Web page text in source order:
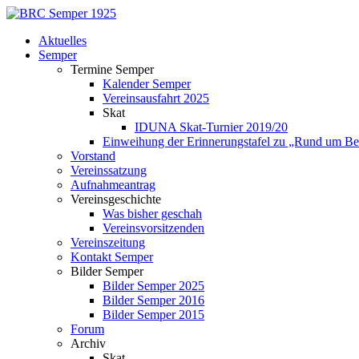
Skip
contentAktuelles
Semper
Termine Semper
Kalender Semper
Vereinsausfahrt 2025
Skat
IDUNA Skat-Turnier 2019/20
Einweihung der Erinnerungstafel zu „Rund um
Vorstand
Vereinssatzung
Aufnahmeantrag
Vereinsgeschichte
Was bisher geschah
Vereinsvorsitzenden
Vereinszeitung
Kontakt Semper
Bilder Semper
Bilder Semper 2025
Bilder Semper 2016
Bilder Semper 2015
Forum
Archiv